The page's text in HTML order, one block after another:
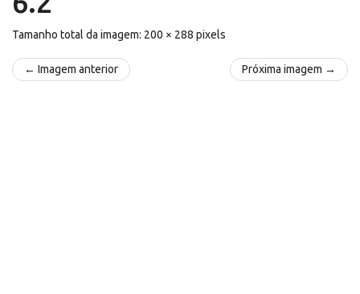
Tamanho total da imagem: 200 × 288 pixels
← Imagem anterior Próxima imagem →